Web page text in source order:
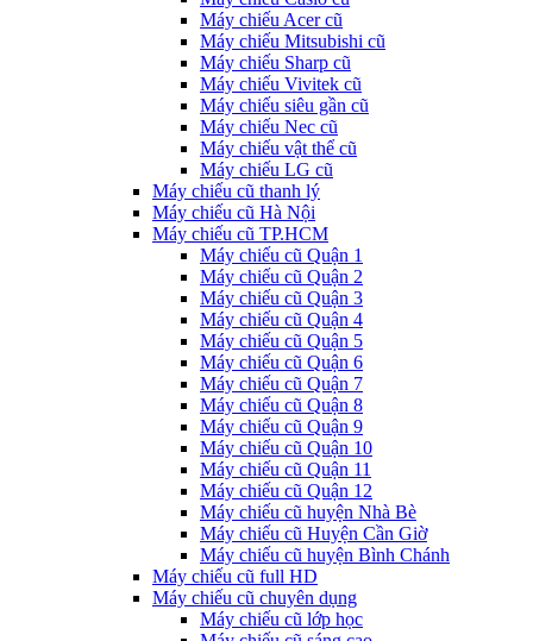
Máy chiếu Acer cũ
Máy chiếu Mitsubishi cũ
Máy chiếu Sharp cũ
Máy chiếu Vivitek cũ
Máy chiếu siêu gần cũ
Máy chiếu Nec cũ
Máy chiếu vật thể cũ
Máy chiếu LG cũ
Máy chiếu cũ thanh lý
Máy chiếu cũ Hà Nội
Máy chiếu cũ TP.HCM
Máy chiếu cũ Quận 1
Máy chiếu cũ Quận 2
Máy chiếu cũ Quận 3
Máy chiếu cũ Quận 4
Máy chiếu cũ Quận 5
Máy chiếu cũ Quận 6
Máy chiếu cũ Quận 7
Máy chiếu cũ Quận 8
Máy chiếu cũ Quận 9
Máy chiếu cũ Quận 10
Máy chiếu cũ Quận 11
Máy chiếu cũ Quận 12
Máy chiếu cũ huyện Nhà Bè
Máy chiếu cũ Huyện Cần Giờ
Máy chiếu cũ huyện Bình Chánh
Máy chiếu cũ full HD
Máy chiếu cũ chuyên dụng
Máy chiếu cũ lớp học